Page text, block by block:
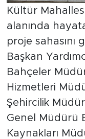
Kültür
alanında
proje sahasını
Başkan
Bahçeler
Hizmetleri
Şehircilik
Genel Müdürü
Kaynakları